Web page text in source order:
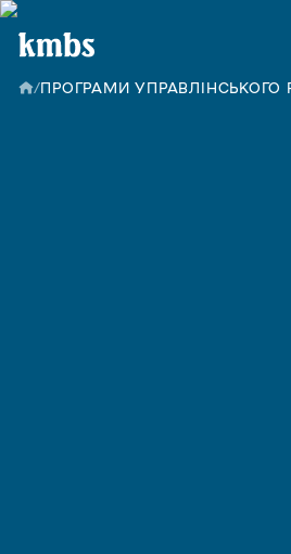
/ПРОГРАМИ УПРАВЛІНСЬКОГО